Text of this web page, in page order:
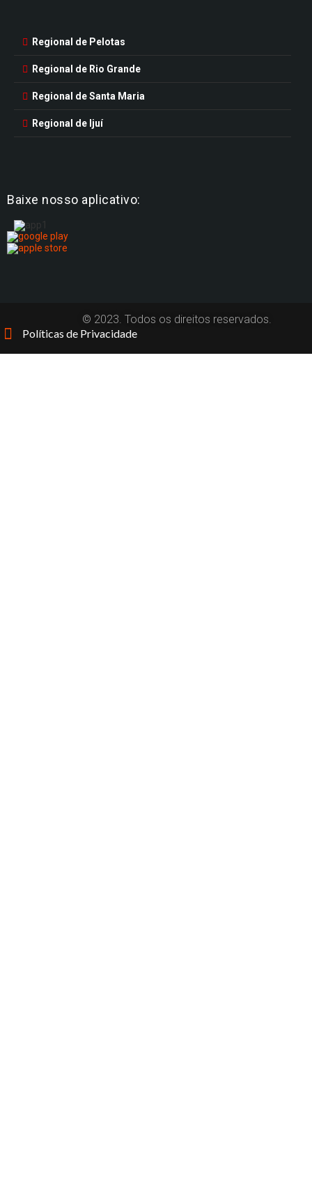
Regional de Pelotas
Regional de Rio Grande
Regional de Santa Maria
Regional de Ijuí
Baixe nosso aplicativo:
© 2023. Todos os direitos reservados.
Políticas de Privacidade